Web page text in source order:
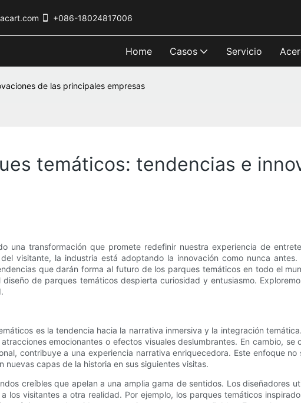
+086-18024817006
Home Casos Servicio
de las principales empresas
temáticos: tendencias e
una transformación que promete redefinir nuestra experiencia de
visitante, la industria está adoptando la innovación como nunca antes.
que darán forma al futuro de los parques temáticos en todo el
de parques temáticos despierta curiosidad y entusiasmo.
es la tendencia hacia la narrativa inmersiva y la integración
emocionantes o efectos visuales deslumbrantes. En cambio,
contribuye a una experiencia narrativa enriquecedora. Este enfoque
capas de la historia en sus siguientes visitas.
creíbles que apelan a una amplia gama de sentidos. Los diseñadores
los visitantes a otra realidad. Por ejemplo, los parques temáticos